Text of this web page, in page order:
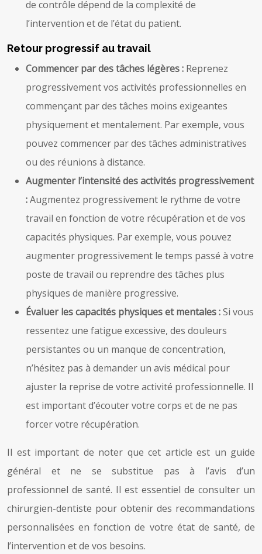
de contrôle dépend de la complexité de
l’intervention et de l’état du patient.
Retour progressif au travail
Commencer par des tâches légères : Reprenez
progressivement vos activités professionnelles en
commençant par des tâches moins exigeantes
physiquement et mentalement. Par exemple, vous
pouvez commencer par des tâches administratives
ou des réunions à distance.
Augmenter l’intensité des activités progressivement
:Augmentez progressivement le rythme de votre
travail en fonction de votre récupération et de vos
capacités physiques. Par exemple, vous pouvez
augmenter progressivement le temps passé à votre
poste de travail ou reprendre des tâches plus
physiques de manière progressive.
Évaluer les capacités physiques et mentales :Si vous
ressentez une fatigue excessive, des douleurs
persistantes ou un manque de concentration,
n’hésitez pas à demander un avis médical pour
ajuster la reprise de votre activité professionnelle. Il
est important d’écouter votre corps et de ne pas
forcer votre récupération.
Il est important de noter que cet article est un guide
général et ne se substitue pas à l’avis d’un
professionnel de santé. Il est essentiel de consulter un
chirurgien-dentiste pour obtenir des recommandations
personnalisées en fonction de votre état de santé, de
l’intervention et de vos besoins.